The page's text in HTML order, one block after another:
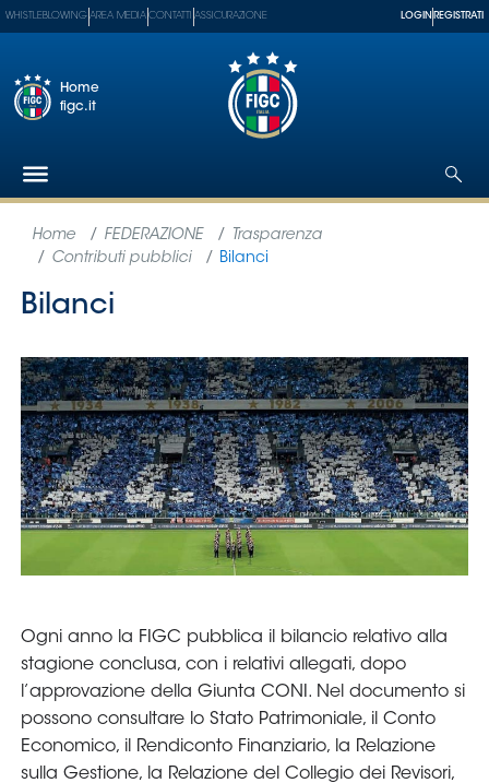
Federazione
Partner
SGS
Paralimpico
Serie
A
Women
Serie
B
Calcio
Shop
I
partner
delle
nazionali
WHISTLEBLOWING AREA MEDIA CONTATTI ASSICURAZIONE LOGIN REGISTRATI
Home
figc.it